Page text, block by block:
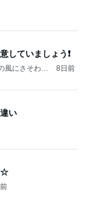
ていましょう❗️
にさそわれ
8日前
い
☆